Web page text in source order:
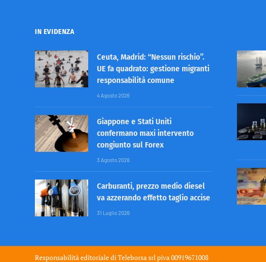
IN EVIDENZA
Ceuta, Madrid: “Nessun rischio”.
UE fa quadrato: gestione migranti
responsabilità comune
4 Agosto 2026
Giappone e Stati Uniti
confermano maxi intervento
congiunto sul Forex
3 Agosto 2026
Carburanti, prezzo medio diesel
va azzerando effetto taglio accise
31 Luglio 2026
Responsabilità editoriale di Teleborsa srl piva 00919671008